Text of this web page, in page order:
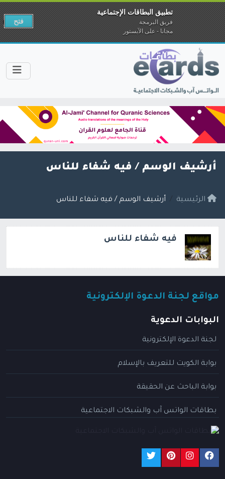
أرشيف الوسم / فيه شفاء للناس
الرئيسية أرشيف الوسم / فيه شفاء للناس
فيه شفاء للناس
مواقع لجنة الدعوة الإلكترونية
البوابات الدعوية
لجنة الدعوة الإلكترونية
بوابة الكويت للتعريف بالإسلام
بوابة الباحث عن الحقيقة
بطاقات الواتس آب والشبكات الاجتماعية
تطبيق البطاقات الإجتماعية
فريق البرمجة
مجانا - على الآبستور
فتح